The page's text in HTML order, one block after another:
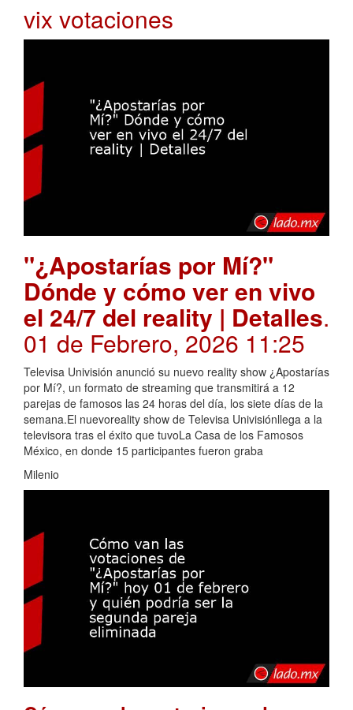
vix votaciones
"¿Apostarías por Mí?"
Dónde y cómo ver en vivo
el 24/7 del reality | Detalles.
01 de Febrero, 2026 11:25
Televisa Univisión anunció su nuevo reality show ¿Apostarías
por Mí?, un formato de streaming que transmitirá a 12
parejas de famosos las 24 horas del día, los siete días de la
semana.El nuevoreality show de Televisa Univisiónllega a la
televisora tras el éxito que tuvoLa Casa de los Famosos
México, en donde 15 participantes fueron graba
Milenio